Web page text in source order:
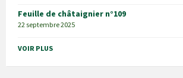
Feuille de châtaignier n°109
22 septembre 2025
VOIR PLUS